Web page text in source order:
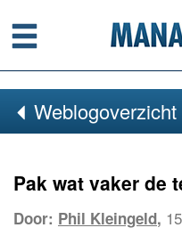
Menu
Weblogoverzicht
Pak wat vaker de
Door: Phil Kleingeld,